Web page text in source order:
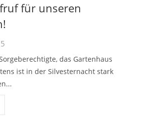
für unseren
das Gartenhaus
ist in der Silvesternacht stark